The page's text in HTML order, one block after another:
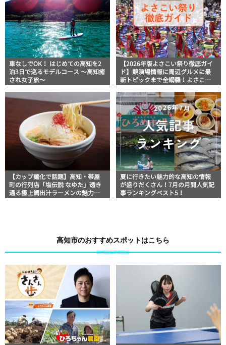
車なしでOK！ はじめての高知を2
泊3日で巡るモデルコース 〜高知癒
され女子旅〜
【2026年版よさこい祭り徹底ガイ
ド】競演場情報に周辺グルメに最
新トピックまで全網羅！よさこい
全版
【カップ麺化で話題】高知・帯屋
町の行列店「塩伝説 なゆた」透き
通る極上鯛出汁ラーメンの魅力を
徹底解剖 ｜ほっとこうちオススメ
夏に行きたい魅力的な高知の情報
が盛りだくさん！7月の月間人気記
事ランキングベスト5！
高知市のおすすめスポットはこちら